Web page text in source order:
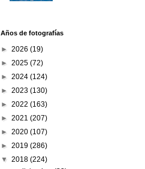
Años de fotografías
► 2026 (19)
► 2025 (72)
► 2024 (124)
► 2023 (130)
► 2022 (163)
► 2021 (207)
► 2020 (107)
► 2019 (286)
▼ 2018 (224)